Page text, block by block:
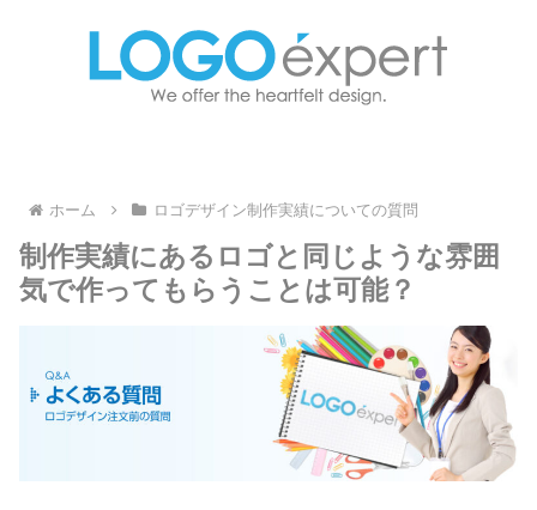
ホーム ロゴデザイン制作実績についての質問
制作実績にあるロゴと同じような雰囲
気で作ってもらうことは可能？